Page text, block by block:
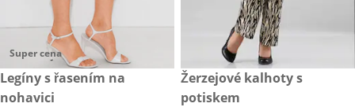
Super cena
399,- Kč
Legíny s řasením na
nohavici
449,- Kč
Žerzejové kalhoty s
potiskem